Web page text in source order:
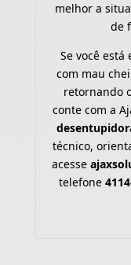
melhor a
de
Se você
com mau
retornando
conte com a
técnico,
acesse
telefone